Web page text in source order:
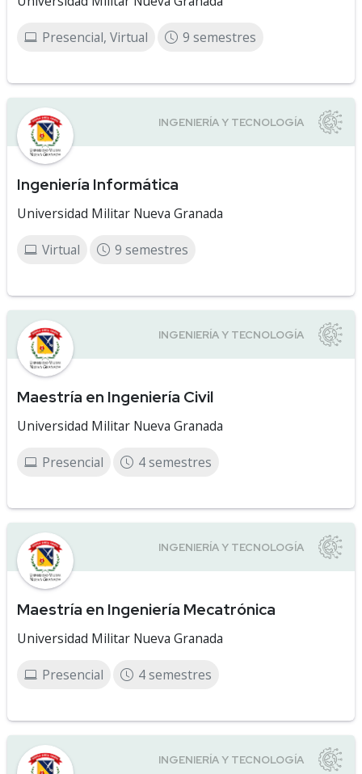
Presencial, Virtual 9 semestres
Ingeniería Informática
Universidad Militar Nueva Granada
Virtual 9 semestres
Maestría en Ingeniería Civil
Universidad Militar Nueva Granada
Presencial 4 semestres
Maestría en Ingeniería Mecatrónica
Universidad Militar Nueva Granada
Presencial 4 semestres